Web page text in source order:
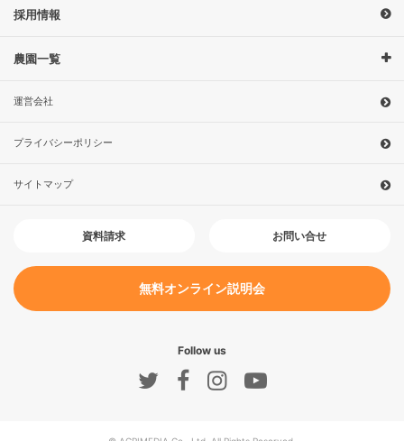
採用情報
農園一覧
運営会社
プライバシーポリシー
サイトマップ
資料請求 お問い合せ
無料オンライン説明会
Follow us